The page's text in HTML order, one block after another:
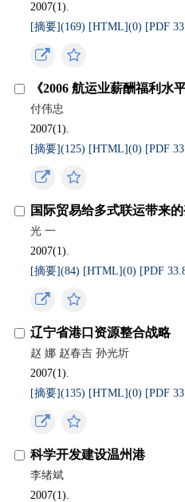
2007(1).
[摘要](169) [HTML](0) [PDF
《2006 航运业薪酬福利水
付伟忠
2007(1).
[摘要](125) [HTML](0) [PDF
国际贸易给多式联运带来
光 一
2007(1).
[摘要](84) [HTML](0) [PDF
辽宁省港口资源整合战略
赵 娜 赵春吉 孙光圻
2007(1).
[摘要](135) [HTML](0) [PDF
科学开发建设温州港
李绪斌
2007(1).